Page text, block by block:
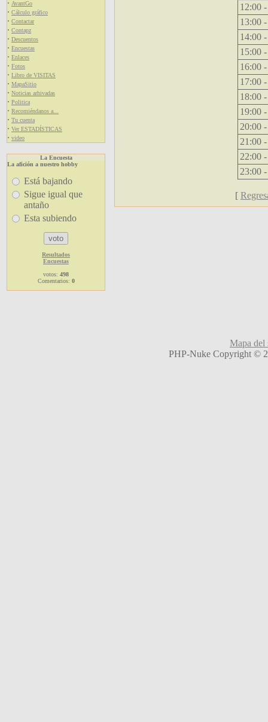
· AvantGo
· Cálculo gráfico
· Contactar
· Contapz
· Descuentos
· Encuestas
· Enlaces
· Fotos
· Libro de VISITAS
· MapaSitio
· Noticias arhivadas
· Politica
· Recomiéndanos a...
· Tu cuenta
· Ver ESTADÍSTICAS
· video
La Encuesta
La afición a nuestro hobby
Está bajando
Sigue igual que
antaño
Esta subiendo
Resultados
Encuestas
votos: 498
Comentarios: 0
12:00
13:00
14:00
15:00
16:00
17:00
18:00
19:00
20:00
21:00
22:00
23:00
[
Mapa del
PHP-Nuke Copyright ©